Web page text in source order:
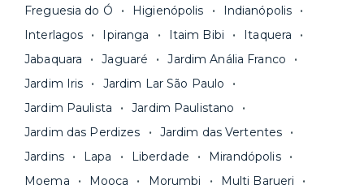
aluguel, em um boleto único. Quer ainda mais
praticidade? Escolha uma unidade com serviços
inclusos e solicite suporte e manutenção para a
nossa equipe via app.
Seja uma mala ou um caminhão de mudança: é
só levar as suas coisas e começar a morar.
A melhor parte é que todo oprocesso de
documentação pelo site da Yuca e assina o
contrato na tela do seu computador ou celular.
Simples, seguro e sem burocracia!
Freguesia do Ó
Higienópolis
Indianópolis
Interlagos
Ipiranga Itaim Bibi
Itaquera
Jabaquara
Jaguaré
Jardim Anália Franco
Jardim Iris
Jardim Lar São Paulo
Jardim Paulista
Jardim Paulistano
Jardim das Perdizes
Jardim das Vertentes
Jardins
Lapa Liberdade
Mirandópolis
Moema
Mooca Morumbi
Multi Barueri